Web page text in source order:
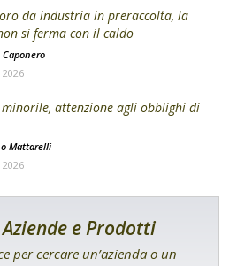
da industria in preraccolta, la
si ferma con il caldo
attenzione agli obblighi di
Mattarelli
e Prodotti
per cercare un’azienda o un